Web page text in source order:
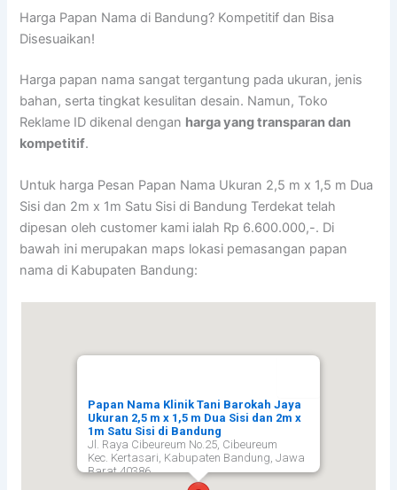
Harga Papan Nama di Bandung? Kompetitif dan Bisa
Disesuaikan!
Harga papan nama sangat tergantung pada ukuran, jenis
bahan, serta tingkat kesulitan desain. Namun, Toko
Reklame ID dikenal dengan harga yang transparan dan
kompetitif.
Untuk harga Pesan Papan Nama Ukuran 2,5 m x 1,5 m Dua
Sisi dan 2m x 1m Satu Sisi di Bandung Terdekat telah
dipesan oleh customer kami ialah Rp 6.600.000,-. Di
bawah ini merupakan maps lokasi pemasangan papan
nama di Kabupaten Bandung:
Papan Nama Klinik Tani Barokah Jaya
Ukuran 2,5 m x 1,5 m Dua Sisi dan 2m x
1m Satu Sisi di Bandung
Jl. Raya Cibeureum No.25, Cibeureum
Kec. Kertasari, Kabupaten Bandung, Jawa
Barat 40386,